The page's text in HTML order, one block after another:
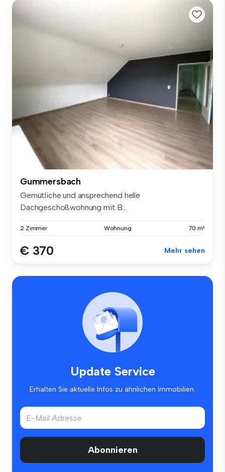
Gummersbach
Gemütliche und ansprechend helle
Dachgeschoßwohnung mit B...
2 Zimmer Wohnung 70 m²
€ 370 Mehr sehen
Update Service
Erhalten Sie aktuelle Infos zu ähnlichen Immobilien.
Abonnieren